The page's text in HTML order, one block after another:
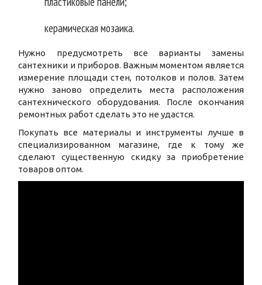
керамическая мозаика.
Нужно предусмотреть все варианты замены
сантехники и приборов. Важным моментом является
измерение площади стен, потолков и полов. Затем
нужно заново определить места расположения
сантехнического оборудования. После окончания
ремонтных работ сделать это не удастся.
Покупать все материалы и инструменты лучше в
специализированном магазине, где к тому же
сделают существенную скидку за приобретение
товаров оптом.